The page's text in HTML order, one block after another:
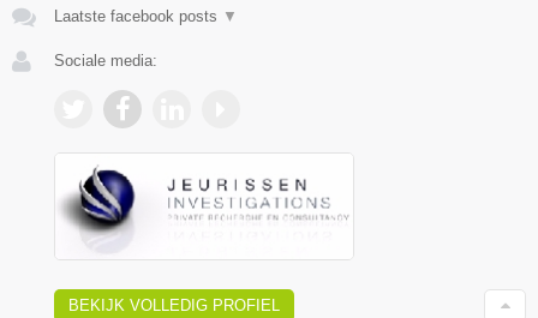
Laatste facebook posts ▼
Sociale media:
BEKIJK VOLLEDIG PROFIEL